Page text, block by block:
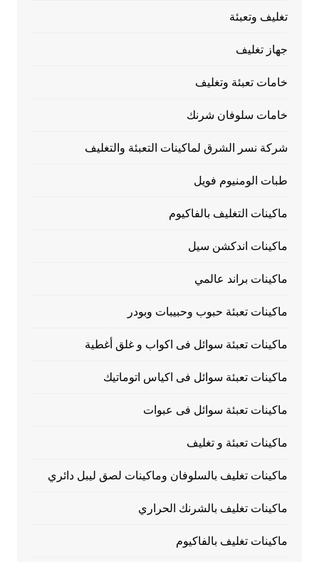
تغليف وتعبئة
جهاز تغليف
خامات تعبئة وتغليف
خامات سلوفان شرنك
شركة نسر الشرق لماكينات التعبئة والتغليف
طبات الومنيوم فويل
ماكينات التغليف بالفاكيوم
ماكينات اندكشن سيل
ماكينات براند عالمي
ماكينات تعبئة حبوب وحبيبات وبودر
ماكينات تعبئة سوائل فى اكواب و غلق أغطية
ماكينات تعبئة سوائل فى اكياس اتوماتيك
ماكينات تعبئة سوائل فى عبوات
ماكينات تعبئة و تغليف
ماكينات تغليف بالسلوفان وماكينات لصق ليبل دائري
ماكينات تغليف بالشرنك الحراري
ماكينات تغليف بالفاكيوم